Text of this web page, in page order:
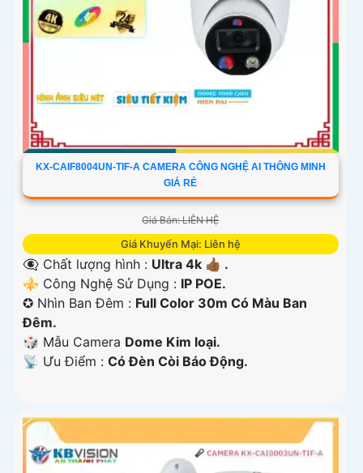
KX-CAIF8004UN-TIF-A CAMERA CÔNG NGHỆ AI THÔNG MINH
GIÁ RẺ
Giá Bán: LIÊN HỆ
Giá Khuyến Mại: Liên hệ
👁️‍🗨 Chất lượng hình : Ultra 4k 👍🏾 .
⚜️ Công Nghệ Sử Dụng : IP POE.
✪ Nhìn Ban Đêm : Full Color 30m Có Màu Ban
Ðêm.
🎲 Mẫu Camera Dome Kim loại.
️📡 Ưu Điểm : Có Ðèn Còi Báo Động.